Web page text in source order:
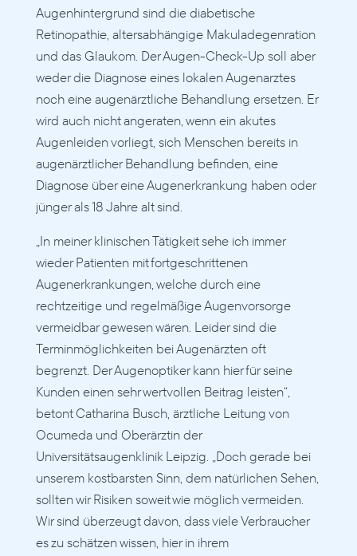
Augenhintergrund sind die diabetische
Retinopathie, altersabhängige Makuladegenration
und das Glaukom. Der Augen-Check-Up soll aber
weder die Diagnose eines lokalen Augenarztes
noch eine augenärztliche Behandlung ersetzen. Er
wird auch nicht angeraten, wenn ein akutes
Augenleiden vorliegt, sich Menschen bereits in
augenärztlicher Behandlung befinden, eine
Diagnose über eine Augenerkrankung haben oder
jünger als 18 Jahre alt sind.
„In meiner klinischen Tätigkeit sehe ich immer
wieder Patienten mit fortgeschrittenen
Augenerkrankungen, welche durch eine
rechtzeitige und regelmäßige Augenvorsorge
vermeidbar gewesen wären. Leider sind die
Terminmöglichkeiten bei Augenärzten oft
begrenzt. Der Augenoptiker kann hier für seine
Kunden einen sehr wertvollen Beitrag leisten“,
betont Catharina Busch, ärztliche Leitung von
Ocumeda und Oberärztin der
Universitätsaugenklinik Leipzig. „Doch gerade bei
unserem kostbarsten Sinn, dem natürlichen Sehen,
sollten wir Risiken soweit wie möglich vermeiden.
Wir sind überzeugt davon, dass viele Verbraucher
es zu schätzen wissen, hier in ihrem